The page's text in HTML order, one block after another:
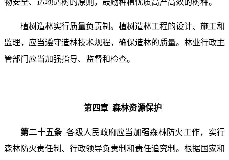
物安全、适地适树的原则，鼓励种植优质高产高效的树种。
植树造林实行质量负责制。植树造林工程的设计、施工和
监理，应当遵守造林技术规程，确保造林的质量。林业行政主
管部门应当加强指导、监督和检查。
第四章 森林资源保护
第二十五条各级人民政府应当加强森林防火工作，实行
森林防火责任制、行政领导负责制和责任追究制。根据国家和